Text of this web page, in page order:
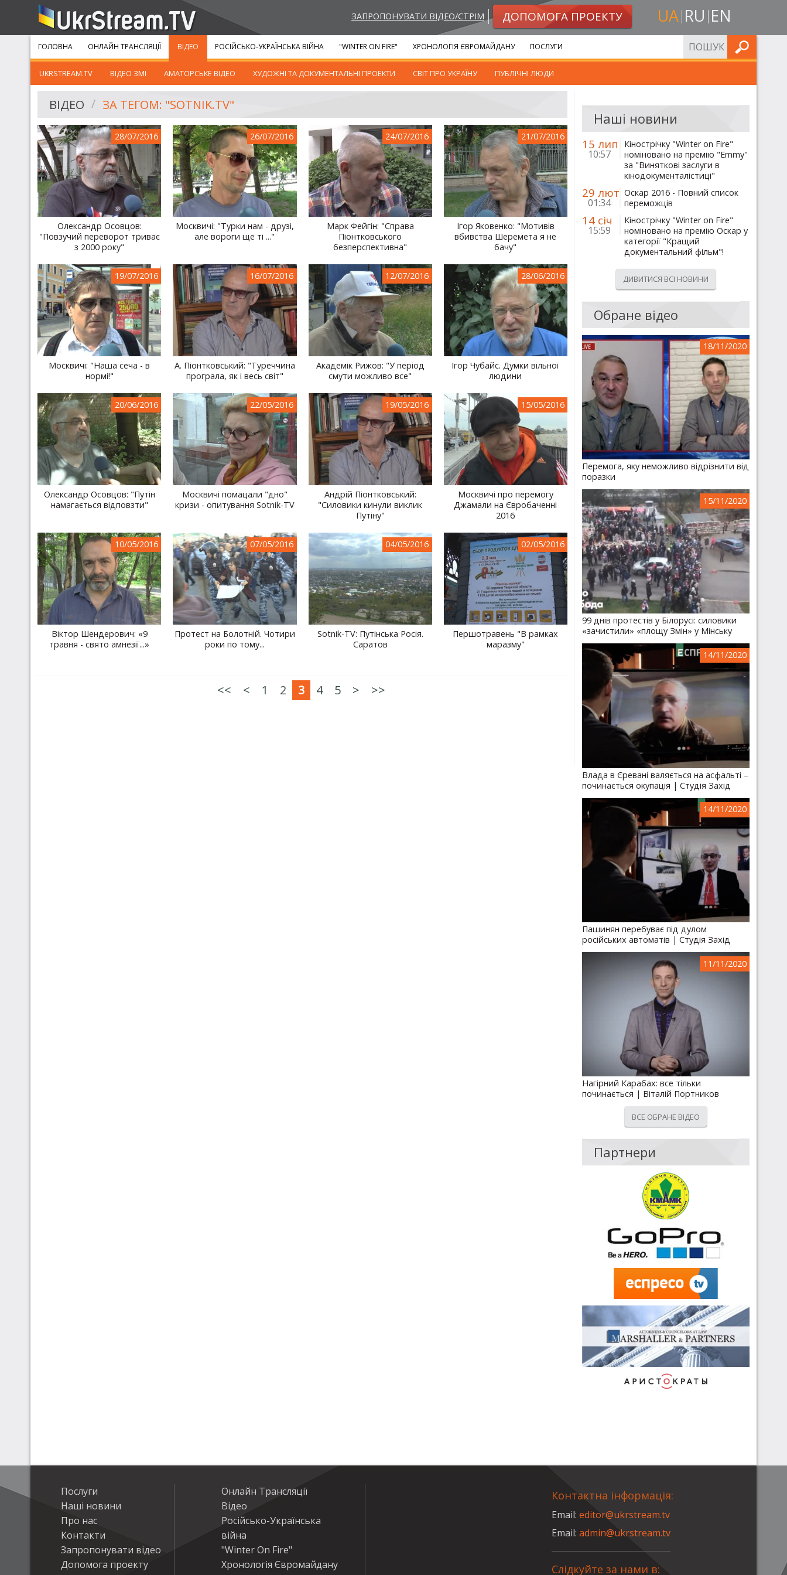
ЗАПРОПОНУВАТИ ВІДЕО/СТРІМ ДОПОМОГА ПРОЕКТУ UA RU EN
ГОЛОВНА ОНЛАЙН ТРАНСЛЯЦІЇ ВІДЕО
UKRSTREAM.TV ВІДЕО ЗМІ АМАТОРСЬКЕ ВІДЕО ХУДОЖНІ ТА ДОКУМЕНТАЛЬНІ ПРОЕКТИ СВІТ ПРО УКРАЇНУ ПУБЛІЧНІ ЛЮДИ
РОСІЙСЬКО-УКРАЇНСЬКА ВІЙНА "WINTER ON FIRE" ХРОНОЛОГІЯ ЄВРОМАЙДАНУ ПОСЛУГИ ШУКАТИ
ВІДЕО ЗА ТЕГОМ: "SOTNIK.TV"
28/07/2016
Олександр Осовцов:
"Повзучий переворот триває
з 2000 року"
26/07/2016
Москвичі: "Турки нам - друзі,
але вороги ще ті ..."
24/07/2016
Марк Фейгін: "Справа
Піонтковського
безперспективна"
21/07/2016
Ігор Яковенко: "Мотивів
вбивства Шеремета я не
бачу"
19/07/2016
Москвичі: "Наша сеча - в
нормі!"
16/07/2016
А. Піонтковський: "Туреччина
програла, як і весь світ"
12/07/2016
Академік Рижов: "У період
смути можливо все"
28/06/2016
Ігор Чубайс. Думки вільної
людини
20/06/2016
Олександр Осовцов: "Путін
намагається відповзти"
22/05/2016
Москвичі помацали "дно"
кризи - опитування Sotnik-TV
19/05/2016
Андрій Піонтковський:
"Силовики кинули виклик
Путіну"
15/05/2016
Москвичі про перемогу
Джамали на Євробаченні
2016
10/05/2016
Віктор Шендерович: «9
травня - свято амнезії...»
07/05/2016
Протест на Болотній. Чотири
роки по тому...
04/05/2016
Sotnik-TV: Путінська Росія.
Саратов
02/05/2016
Першотравень "В рамках
маразму"
<< < 1 2 3 4 5 > >>
Наші новини
15 лип
10:57
Кінострічку "Winter on Fire"
номіновано на премію "Emmy"
за "Виняткові заслуги в
кінодокументалістиці"
29 лют
01:34
Оскар 2016 - Повний список
переможців
14 січ
15:59
Кінострічку "Winter on Fire"
номіновано на премію Оскар у
категорії "Кращий
документальний фільм"!
ДИВИТИСЯ ВСІ НОВИНИ
Обране відео
18/11/2020
Перемога, яку неможливо відрізнити від
поразки
15/11/2020
99 днів протестів у Білорусі: силовики
«зачистили» «площу Змін» у Мінську
14/11/2020
Влада в Єревані валяється на асфальті –
починається окупація | Студія Захід
14/11/2020
Пашинян перебуває під дулом
російських автоматів | Студія Захід
11/11/2020
Нагірний Карабах: все тільки
починається | Віталій Портников
ВСЕ ОБРАНЕ ВІДЕО
Партнери
Послуги
Наші новини
Про нас
Контакти
Запропонувати відео
Допомога проекту
Онлайн Трансляції
Відео
Російсько-Українська
війна
"Winter On Fire"
Хронологія Євромайдану
Контактна інформація:
Email:editor@ukrstream.tv
Email:admin@ukrstream.tv
Слідкуйте за нами в: